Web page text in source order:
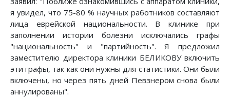
я увидел, что 75-80 % научных работников составляют
лица еврейской национальности. В клинике при
заполнении истории болезни исключались графы
"национальность" и "партийность". Я предложил
заместителю директора клиники БЕЛИКОВУ включить
эти графы, так как они нужны для статистики. Они были
включены, но через пять дней Певзнером снова были
аннулированы".